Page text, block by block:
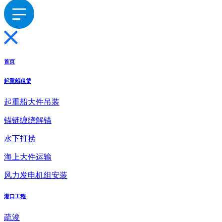
首页
起重船租赁
起重船大件吊装
锚链缠绕解锚
水下打捞
海上大件运输
风力发电机组安装
港口工程
疏浚